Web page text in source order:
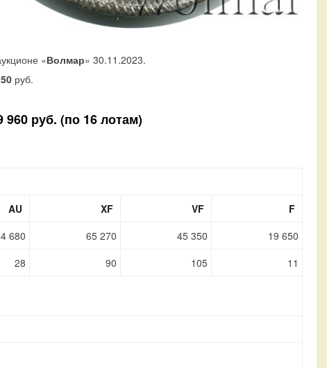
«Волмар» 30.11.2023.
руб.
руб. (по 16 лотам)
AU XF VF
F
680 65 270 45 350
19 650
28 90 105 11